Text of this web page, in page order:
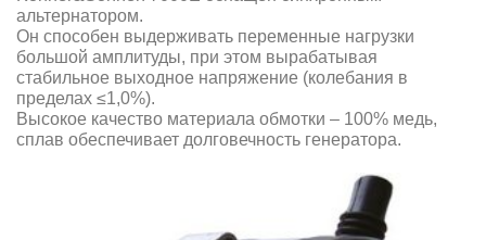
альтернатором.
Он способен выдерживать переменные нагрузки
большой амплитуды, при этом вырабатывая
стабильное выходное напряжение (колебания в
пределах ≤1,0%).
Высокое качество материала обмотки – 100% медь,
сплав обеспечивает долговечность генератора.